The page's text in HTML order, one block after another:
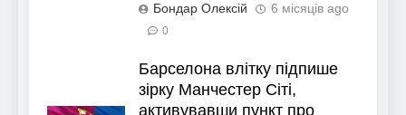
Бондар Олексій 6 місяців ago
0
Барселона влітку підпише
зірку Манчестер Сіті,
активувавши пункт про